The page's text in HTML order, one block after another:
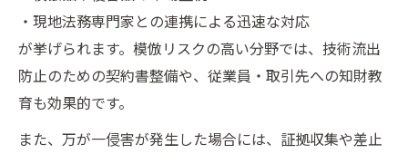
・現地法務専門家との連携による迅速な対応
が挙げられます。模倣リスクの高い分野では、技術流出
防止のための契約書整備や、従業員・取引先への知財教
育も効果的です。
また、万が一侵害が発生した場合には、証拠収集や差止